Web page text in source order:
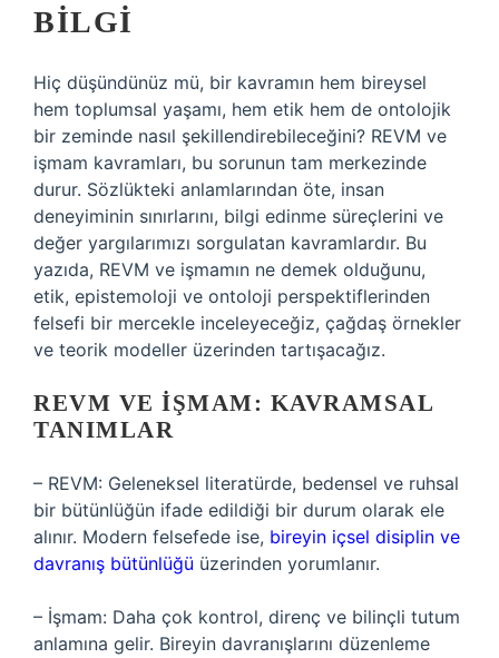
BILGI
Hiç düşündünüz mü, bir kavramın hem bireysel
hem toplumsal yaşamı, hem etik hem de ontolojik
bir zeminde nasıl şekillendirebileceğini? REVM ve
işmam kavramları, bu sorunun tam merkezinde
durur. Sözlükteki anlamlarından öte, insan
deneyiminin sınırlarını, bilgi edinme süreçlerini ve
değer yargılarımızı sorgulatan kavramlardır. Bu
yazıda, REVM ve işmamın ne demek olduğunu,
etik, epistemoloji ve ontoloji perspektiflerinden
felsefi bir mercekle inceleyeceğiz, çağdaş örnekler
ve teorik modeller üzerinden tartışacağız.
REVM VE İŞMAM: KAVRAMSAL
TANIMLAR
– REVM: Geleneksel literatürde, bedensel ve ruhsal
bir bütünlüğün ifade edildiği bir durum olarak ele
alınır. Modern felsefede ise, bireyin içsel disiplin ve
davranış bütünlüğü üzerinden yorumlanır.
– İşmam: Daha çok kontrol, direnç ve bilinçli tutum
anlamına gelir. Bireyin davranışlarını düzenleme